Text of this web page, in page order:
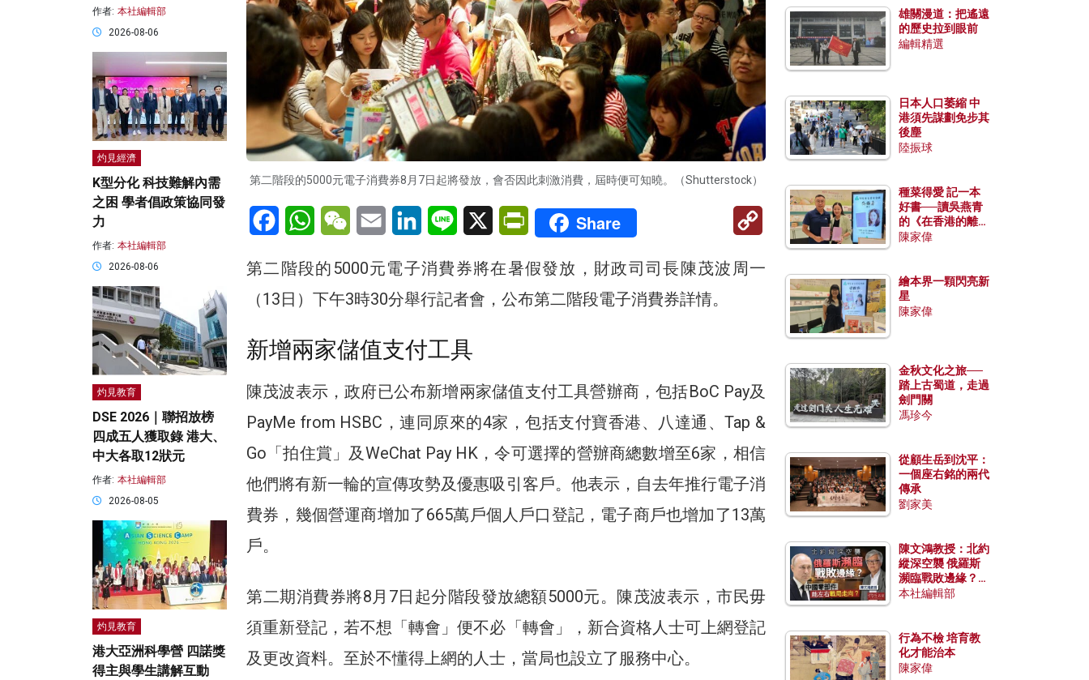
第二階段的5000元電子消費券8月7日起將發放，會否因此刺激消費，屆時便可知曉。（Shutterstock）
FacebookWhatsAppWeChatEmail LinkedInLine X PrintFriendly
Share
Copy
第二階段的5000元電子消費券將在暑假發放，財政司司長陳茂波周一
（13日）下午3時30分舉行記者會，公布第二階段電子消費券詳情。
新增兩家儲值支付工具
陳茂波表示，政府已公布新增兩家儲值支付工具營辦商，包括BoC Pay及
PayMe from HSBC，連同原來的4家，包括支付寶香港、八達通、Tap &
Go「拍住賞」及WeChat Pay HK，令可選擇的營辦商總數增至6家，相信
他們將有新一輪的宣傳攻勢及優惠吸引客戶。他表示，自去年推行電子消
費券，幾個營運商增加了665萬戶個人戶口登記，電子商戶也增加了13萬
戶。
第二期消費券將8月7日起分階段發放總額5000元。陳茂波表示，市民毋
須重新登記，若不想「轉會」便不必「轉會」，新合資格人士可上網登記
及更改資料。至於不懂得上網的人士，當局也設立了服務中心。
作者: 本社編輯部
2026-08-06
灼見經濟
K型分化 科技難解內需
之困 學者倡政策協同發
力
作者: 本社編輯部
2026-08-06
灼見教育
DSE 2026｜聯招放榜
四成五人獲取錄 港大、
中大各取12狀元
作者: 本社編輯部
2026-08-05
灼見教育
港大亞洲科學營 四諾獎
得主與學生講解互動
雄關漫道：把遙遠
的歷史拉到眼前
編輯精選
日本人口萎縮 中
港須先謀劃免步其
後塵
陸振球
種菜得愛 記一本
好書──讀吳燕青
的《在香港的離島
種菜》
陳家偉
繪本界一顆閃亮新
星
陳家偉
金秋文化之旅──
踏上古蜀道，走過
劍門關
馮珍今
從顧生岳到沈平：
一個座右銘的兩代
傳承
劉家美
陳文鴻教授：北約
縱深空襲 俄羅斯
瀕臨戰敗邊緣？中
國零部件能左右戰
本社編輯部
行為不檢 培育教
化才能治本
陳家偉